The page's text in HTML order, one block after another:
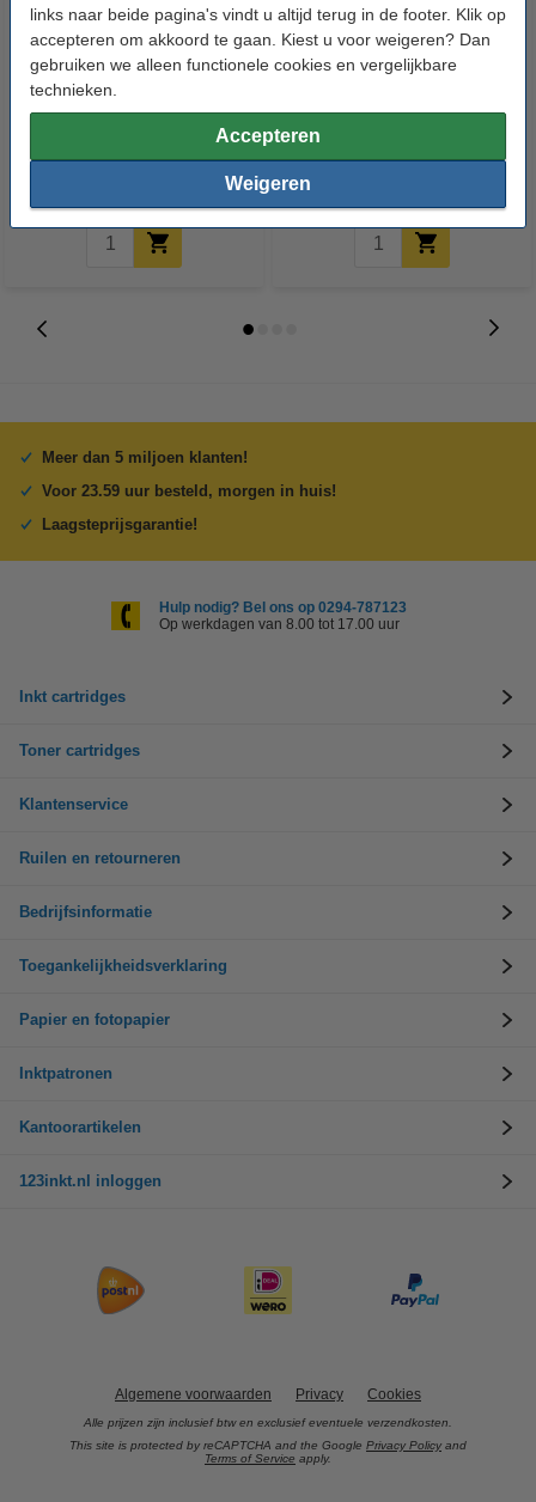
links naar beide pagina's vindt u altijd terug in de footer. Klik op
accepteren om akkoord te gaan. Kiest u voor weigeren? Dan
gebruiken we alleen functionele cookies en vergelijkbare
technieken.
Accepteren
Weigeren
123inkt huismerk vervangt HP
507X (CE400X) toner zwart hoge
Micro AAA batterij 24 stuks
Meer dan 5 miljoen klanten!
Voor 23.59 uur besteld, morgen in huis!
Laagsteprijsgarantie!
Hulp nodig? Bel ons op 0294-787123
Op werkdagen van 8.00 tot 17.00 uur
Inkt cartridges
Toner cartridges
Klantenservice
Ruilen en retourneren
Bedrijfsinformatie
Toegankelijkheidsverklaring
Papier en fotopapier
Inktpatronen
Kantoorartikelen
123inkt.nl inloggen
Algemene voorwaarden Privacy Cookies
Alle prijzen zijn inclusief btw en exclusief eventuele verzendkosten.
This site is protected by reCAPTCHA and the Google Privacy Policy and
Terms of Service apply.